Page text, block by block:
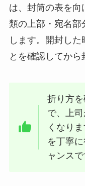
は、封筒の表を
類の上部・宛名部
します。開封し
とを確認してから
折り方
で、上
くなり
を丁寧
ャンスで